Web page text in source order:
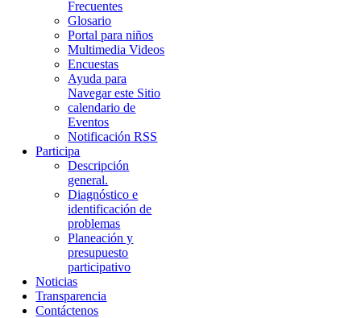
Frecuentes
Glosario
Portal para niños
Multimedia Videos
Encuestas
Ayuda para
Navegar este Sitio
calendario de
Eventos
Notificación RSS
Participa
Descripción
general.
Diagnóstico e
identificación de
problemas
Planeación y
presupuesto
participativo
Noticias
Transparencia
Contáctenos